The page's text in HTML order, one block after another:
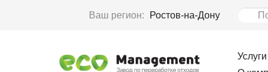
Ваш регион: Ростов-на-Дону
Услуги